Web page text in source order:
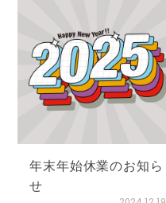
年末年始休業のお知ら
せ